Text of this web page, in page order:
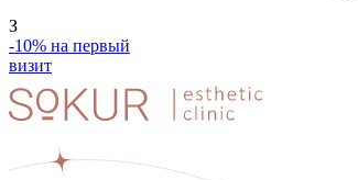
З
-10% на первый
визит